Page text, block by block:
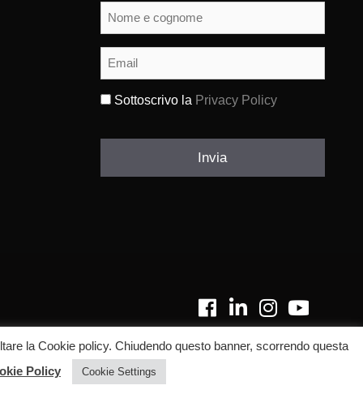
Nome
cognome(Obbligatorio)
Email (Obbligatorio)
Sottoscrivo la Privacy Policy
Invia
la Cookie policy. Chiudendo questo banner, scorrendo questa
Policy Cookie Settings